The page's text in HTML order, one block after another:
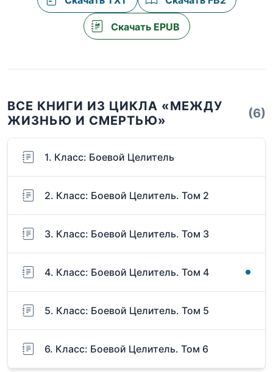
Скачать EPUB
ВСЕ КНИГИ ИЗ ЦИКЛА «МЕЖДУ
ЖИЗНЬЮ И СМЕРТЬЮ»
(6)
1. Класс: Боевой Целитель
2. Класс: Боевой Целитель. Том 2
3. Класс: Боевой Целитель. Том 3
4. Класс: Боевой Целитель. Том 4
5. Класс: Боевой Целитель. Том 5
6. Класс: Боевой Целитель. Том 6